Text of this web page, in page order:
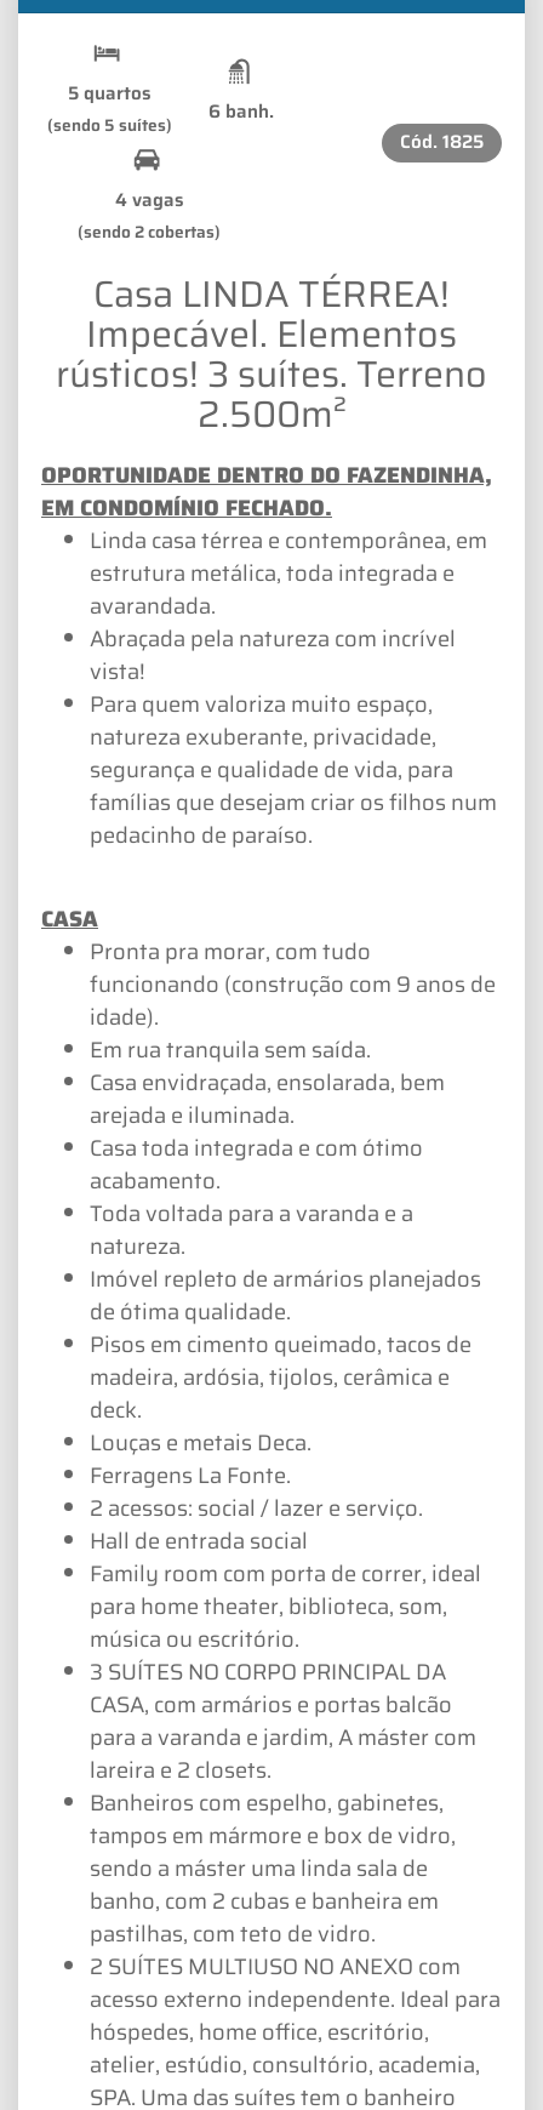
5 quartos
(sendo 5 suítes) 6 banh.
4 vagas
(sendo 2 cobertas)
Cód. 1825
Casa LINDA TÉRREA!
Impecável. Elementos
rústicos! 3 suítes. Terreno
2.500m²
OPORTUNIDADE DENTRO DO FAZENDINHA,
EM CONDOMÍNIO FECHADO.
Linda casa térrea e contemporânea, em
estrutura metálica, toda integrada e
avarandada.
Abraçada pela natureza com incrível
vista!
Para quem valoriza muito espaço,
natureza exuberante, privacidade,
segurança e qualidade de vida, para
famílias que desejam criar os filhos num
pedacinho de paraíso.
CASA
Pronta pra morar, com tudo
funcionando (construção com 9 anos de
idade).
Em rua tranquila sem saída.
Casa envidraçada, ensolarada, bem
arejada e iluminada.
Casa toda integrada e com ótimo
acabamento.
Toda voltada para a varanda e a
natureza.
Imóvel repleto de armários planejados
de ótima qualidade.
Pisos em cimento queimado, tacos de
madeira, ardósia, tijolos, cerâmica e
deck.
Louças e metais Deca.
Ferragens La Fonte.
2 acessos: social / lazer e serviço.
Hall de entrada social
Family room com porta de correr, ideal
para home theater, biblioteca, som,
música ou escritório.
3 SUÍTES NO CORPO PRINCIPAL DA
CASA, com armários e portas balcão
para a varanda e jardim, A máster com
lareira e 2 closets.
Banheiros com espelho, gabinetes,
tampos em mármore e box de vidro,
sendo a máster uma linda sala de
banho, com 2 cubas e banheira em
pastilhas, com teto de vidro.
2 SUÍTES MULTIUSO NO ANEXO com
acesso externo independente. Ideal para
hóspedes, home office, escritório,
atelier, estúdio, consultório, academia,
SPA. Uma das suítes tem o banheiro